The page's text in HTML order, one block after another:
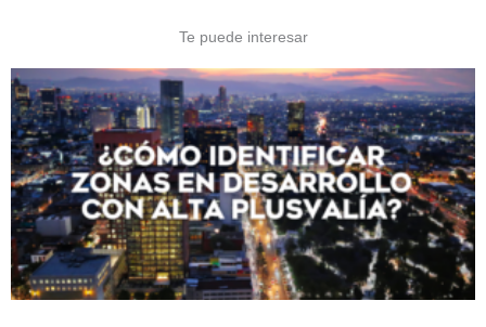
Te puede interesar